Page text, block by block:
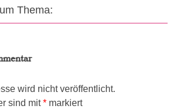
Thema:
wird nicht veröffentlicht.
sind mit* markiert